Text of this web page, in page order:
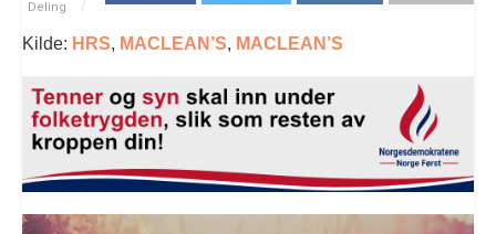
Deling
Kilde: HRS, MACLEAN’S, MACLEAN’S